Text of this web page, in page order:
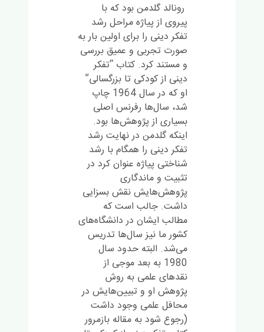
رونالد گلدمن بود که با
پیروی از پیاژه مراحل رشد
تفکر دینی را برای اولین بار به
صورت تجربی و عمیق بررسی
و مستند کرد. کتاب “تفکر
دینی از کودکی تا بزرگسالی”
او که در سال 1964 چاپ
شد، سال‌ها رفرنس اصلی
بسیاری از پژوهش‌ها بود.
اینکه گلدمن در نهایت رشد
تفکر دینی را همگام با رشد
شناختی پیاژه عنوان کرد در
تثبیت و ماندگاری
پژوهش‌هایش نقش بسزایی
داشت. جالب است که
مطالب ایشان در دانشگاه‌های
کشور ما نیز سال‌ها تدریس
می‌شد. البته حدود سال
1980 به بعد موجی از
نقدهای علمی به روش
پژوهش او و تبیین‌هایش در
محافل علمی وجود داشت
(رجوع شود به مقاله بازمرور